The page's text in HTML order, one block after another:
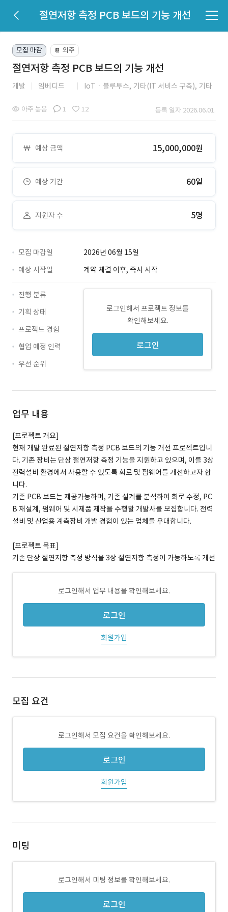
절연저항 측정 PCB 보드의 기능 개선
모집 마감 📔 외주
절연저항 측정 PCB 보드의 기능 개선
개발 임베디드 IoTㆍ블루투스, 기타(IT 서비스 구축), 기타
아주 높음 1 12 등록 일자 2026.06.01.
예상 금액 15,000,000원
예상 기간 60일
지원자 수 5명
모집 마감일
2026년 06월 15일
예상 시작일
계약 체결 이후, 즉시 시작
로그인해서 프로젝트 정보를
확인해보세요.
로그인
진행 분류
기획 상태
프로젝트 경험
협업 예정 인력
우선 순위
업무 내용
[프로젝트 개요]
현재 개발 완료된 절연저항 측정 PCB 보드의 기능 개선 프로젝트입니
다. 기존 장비는 단상 절연저항 측정 기능을 지원하고 있으며, 이를 3상
전력설비 환경에서 사용할 수 있도록 회로 및 펌웨어를 개선하고자 합
니다.
기존 PCB 보드는 제공가능하며, 기존 설계를 분석하여 회로 수정, PC
B 재설계, 펌웨어 및 시제품 제작을 수행할 개발사를 모집합니다. 전력
설비 및 산업용 계측장비 개발 경험이 있는 업체를 우대합니다.
[프로젝트 목표]
기존 단상 절연저항 측정 방식을 3상 절연저항 측정이 가능하도록 개선
로그인해서 업무 내용을 확인해보세요.
로그인
회원가입
모집 요건
로그인해서 모집 요건을 확인해보세요.
로그인
회원가입
미팅
로그인해서 미팅 정보를 확인해보세요.
로그인